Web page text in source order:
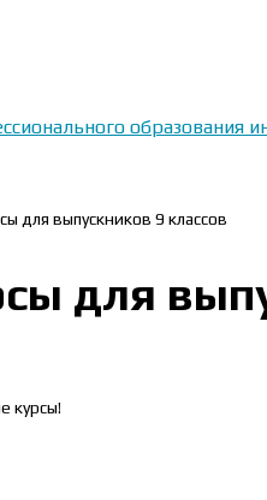
для выпускников 9 классов
для
курсы!